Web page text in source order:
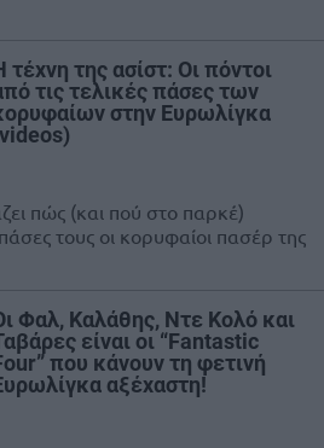
τέχνη της ασίστ: Οι πόντοι
τις τελικές πάσες των
στην Ευρωλίγκα
πώς (και πού στο παρκέ)
τους οι κορυφαίοι πασέρ της
Φαλ, Καλάθης, Ντε Κολό και
είναι οι “Fantastic
που κάνουν τη φετινή
αξέχαστη!